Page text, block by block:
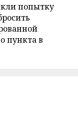
попытку
пункта в